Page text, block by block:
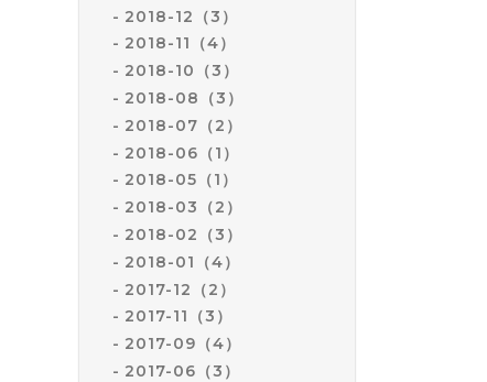
2018-12（3）
2018-11（4）
2018-10（3）
2018-08（3）
2018-07（2）
2018-06（1）
2018-05（1）
2018-03（2）
2018-02（3）
2018-01（4）
2017-12（2）
2017-11（3）
2017-09（4）
2017-06（3）